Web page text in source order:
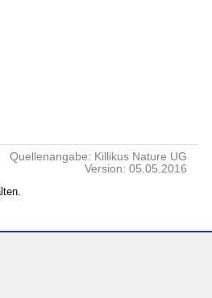
Quellenangabe: Killikus Nature UG
Version: 05.05.2016